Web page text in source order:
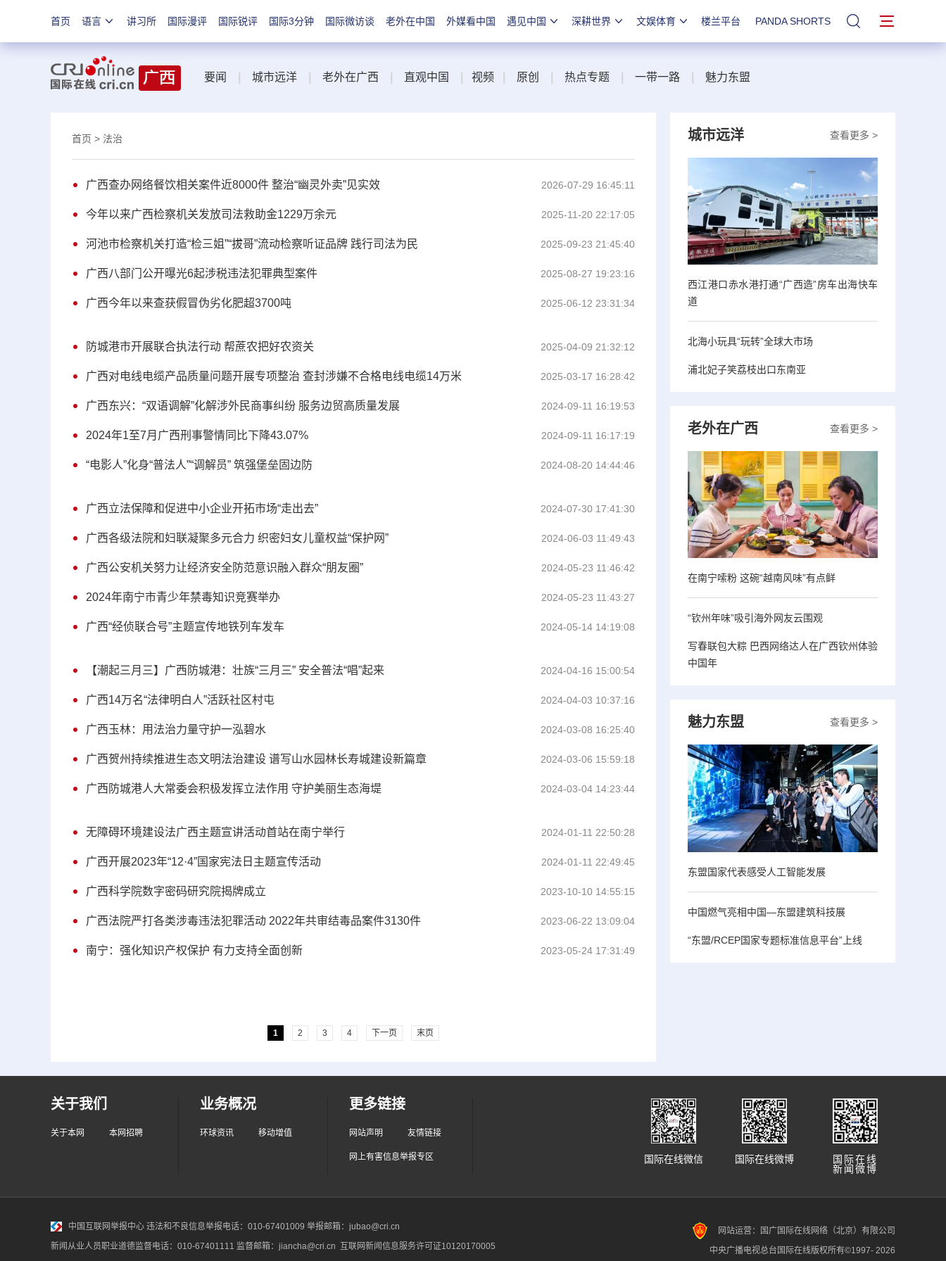
首页 语言 讲习所 国际漫评 国际锐评 国际3分钟 国际微访谈 老外在中国 外媒看中国 遇见中国 深耕世界 文娱体育 楼兰平台 PANDA SHORTS 站内搜索
要闻 城市远洋 老外在广西 直观中国 视频 原创 热点专题 一带一路 魅力东盟
首页 > 法治
广西查办网络餐饮相关案件近8000件 整治“幽灵外卖”见实效 2026-07-29 16:45:11
今年以来广西检察机关发放司法救助金1229万余元 2025-11-20 22:17:05
河池市检察机关打造“检三姐”“拔哥”流动检察听证品牌 践行司法为民 2025-09-23 21:45:40
广西八部门公开曝光6起涉税违法犯罪典型案件 2025-08-27 19:23:16
广西今年以来查获假冒伪劣化肥超3700吨 2025-06-12 23:31:34
防城港市开展联合执法行动 帮蔗农把好农资关 2025-04-09 21:32:12
广西对电线电缆产品质量问题开展专项整治 查封涉嫌不合格电线电缆14万米 2025-03-17 16:28:42
广西东兴：“双语调解”化解涉外民商事纠纷 服务边贸高质量发展 2024-09-11 16:19:53
2024年1至7月广西刑事警情同比下降43.07% 2024-09-11 16:17:19
“电影人”化身“普法人”“调解员” 筑强堡垒固边防 2024-08-20 14:44:46
广西立法保障和促进中小企业开拓市场“走出去” 2024-07-30 17:41:30
广西各级法院和妇联凝聚多元合力 织密妇女儿童权益“保护网” 2024-06-03 11:49:43
广西公安机关努力让经济安全防范意识融入群众“朋友圈” 2024-05-23 11:46:42
2024年南宁市青少年禁毒知识竞赛举办 2024-05-23 11:43:27
广西“经侦联合号”主题宣传地铁列车发车 2024-05-14 14:19:08
【潮起三月三】广西防城港：壮族“三月三” 安全普法“唱”起来 2024-04-16 15:00:54
广西14万名“法律明白人”活跃社区村屯 2024-04-03 10:37:16
广西玉林：用法治力量守护一泓碧水 2024-03-08 16:25:40
广西贺州持续推进生态文明法治建设 谱写山水园林长寿城建设新篇章 2024-03-06 15:59:18
广西防城港人大常委会积极发挥立法作用 守护美丽生态海堤 2024-03-04 14:23:44
无障碍环境建设法广西主题宣讲活动首站在南宁举行 2024-01-11 22:50:28
广西开展2023年“12·4”国家宪法日主题宣传活动 2024-01-11 22:49:45
广西科学院数字密码研究院揭牌成立 2023-10-10 14:55:15
广西法院严打各类涉毒违法犯罪活动 2022年共审结毒品案件3130件 2023-06-22 13:09:04
南宁：强化知识产权保护 有力支持全面创新 2023-05-24 17:31:49
1 2 3 4 下一页 末页
查看更多 >
城市远洋
西江港口赤水港打通“广西造”房车出海快车
道
北海小玩具“玩转”全球大市场
浦北妃子笑荔枝出口东南亚
查看更多 >
老外在广西
在南宁嗦粉 这碗“越南风味”有点鲜
“钦州年味”吸引海外网友云围观
写春联包大粽 巴西网络达人在广西钦州体验
中国年
查看更多 >
魅力东盟
东盟国家代表感受人工智能发展
中国燃气亮相中国—东盟建筑科技展
“东盟/RCEP国家专题标准信息平台”上线
关于我们
关于本网 本网招聘
业务概况
环球资讯 移动增值
更多链接
网站声明 友情链接
网上有害信息举报专区
国际在线
新闻微博
国际在线微博
国际在线微信
中国互联网举报中心 违法和不良信息举报电话：010-67401009 举报邮箱：jubao@cri.cn
新闻从业人员职业道德监督电话：010-67401111 监督邮箱：jiancha@cri.cn 互联网新闻信息服务许可证10120170005
网站运营：国广国际在线网络（北京）有限公司
中央广播电视总台国际在线版权所有©1997- 2026